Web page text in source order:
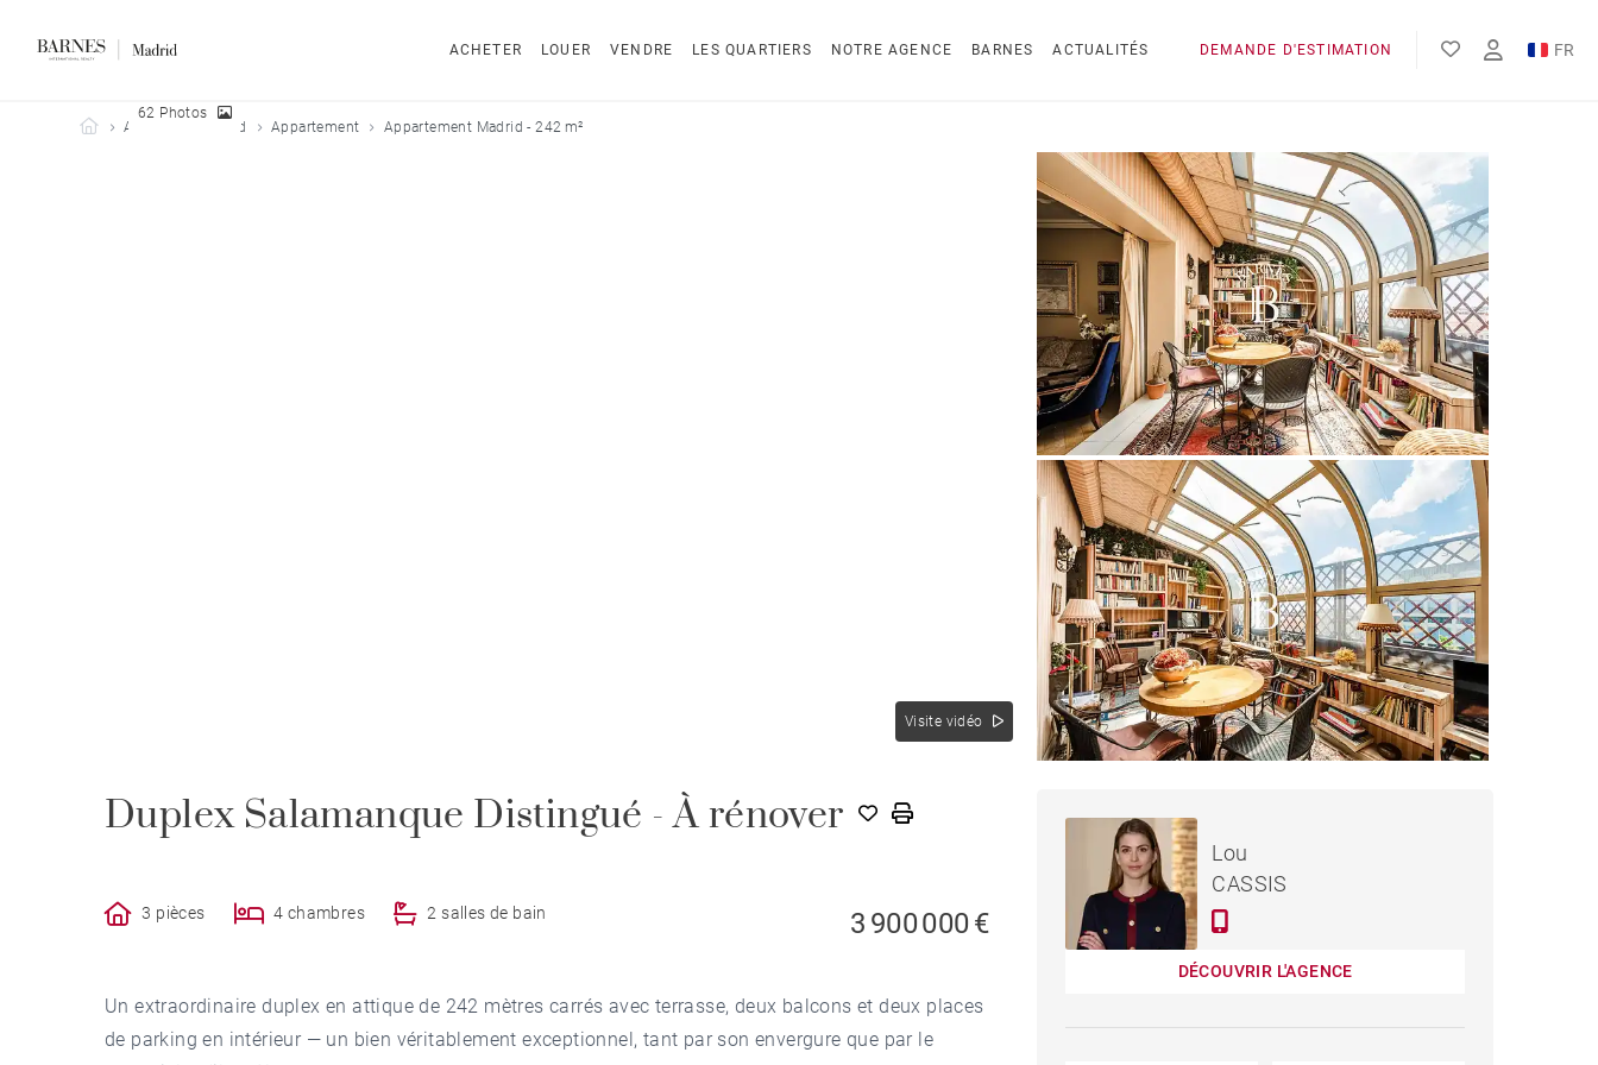
ACHETER LOUER VENDRE LES QUARTIERS NOTRE AGENCE BARNES ACTUALITÉS DEMANDE D'ESTIMATION FR
EN
Barnes Madrid
Acheter Madrid Appartement Appartement Madrid - 242 m²
Visite vidéo
62 Photos
Duplex Salamanque Distingué - À rénover
3 pièces 4 chambres 2 salles de bain 3 900 000 €
Un extraordinaire duplex en attique de 242 mètres carrés avec terrasse, deux balcons et deux places
de parking en intérieur — un bien véritablement exceptionnel, tant par son envergure que par le
APPARTEMENT MADRID -
242 M²Lou
CASSIS
DÉCOUVRIR L'AGENCE